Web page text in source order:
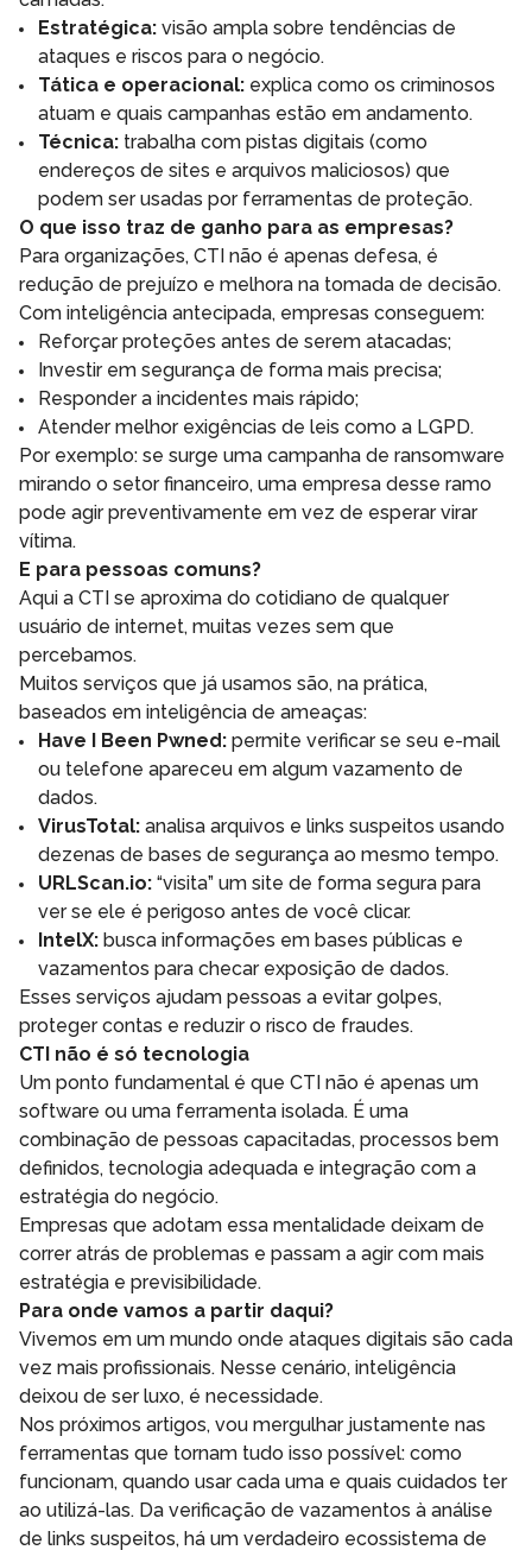
Estratégica: visão ampla sobre tendências de
ataques e riscos para o negócio.
Tática e operacional: explica como os criminosos
atuam e quais campanhas estão em andamento.
Técnica: trabalha com pistas digitais (como
endereços de sites e arquivos maliciosos) que
podem ser usadas por ferramentas de proteção.
O que isso traz de ganho para as empresas?
Para organizações, CTI não é apenas defesa, é
redução de prejuízo e melhora na tomada de decisão.
Com inteligência antecipada, empresas conseguem:
Reforçar proteções antes de serem atacadas;
Investir em segurança de forma mais precisa;
Responder a incidentes mais rápido;
Atender melhor exigências de leis como a LGPD.
Por exemplo: se surge uma campanha de ransomware
mirando o setor financeiro, uma empresa desse ramo
pode agir preventivamente em vez de esperar virar
vítima.
E para pessoas comuns?
Aqui a CTI se aproxima do cotidiano de qualquer
usuário de internet, muitas vezes sem que
percebamos.
Muitos serviços que já usamos são, na prática,
baseados em inteligência de ameaças:
Have I Been Pwned: permite verificar se seu e-mail
ou telefone apareceu em algum vazamento de
dados.
VirusTotal: analisa arquivos e links suspeitos usando
dezenas de bases de segurança ao mesmo tempo.
URLScan.io: “visita” um site de forma segura para
ver se ele é perigoso antes de você clicar.
IntelX: busca informações em bases públicas e
vazamentos para checar exposição de dados.
Esses serviços ajudam pessoas a evitar golpes,
proteger contas e reduzir o risco de fraudes.
CTI não é só tecnologia
Um ponto fundamental é que CTI não é apenas um
software ou uma ferramenta isolada. É uma
combinação de pessoas capacitadas, processos bem
definidos, tecnologia adequada e integração com a
estratégia do negócio.
Empresas que adotam essa mentalidade deixam de
correr atrás de problemas e passam a agir com mais
estratégia e previsibilidade.
Para onde vamos a partir daqui?
Vivemos em um mundo onde ataques digitais são cada
vez mais profissionais. Nesse cenário, inteligência
deixou de ser luxo, é necessidade.
Nos próximos artigos, vou mergulhar justamente nas
ferramentas que tornam tudo isso possível: como
funcionam, quando usar cada uma e quais cuidados ter
ao utilizá-las. Da verificação de vazamentos à análise
de links suspeitos, há um verdadeiro ecossistema de